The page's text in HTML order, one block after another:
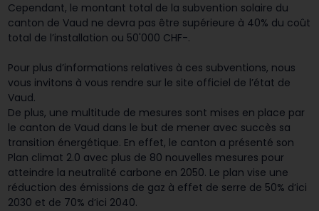
Cependant, le montant total de la subvention solaire du
canton de Vaud ne devra pas être supérieure à 40% du coût
total de l’installation ou 50'000 CHF-.
Pour plus d’informations relatives à ces subventions, nous
vous invitons à vous rendre sur le site officiel de l’état de
Vaud.
De plus, une multitude de mesures sont mises en place par
le canton de Vaud dans le but de mener avec succès sa
transition énergétique. En effet, le canton a présenté son
Plan climat 2.0 avec plus de 80 nouvelles mesures pour
atteindre la neutralité carbone en 2050. Le plan vise une
réduction des émissions de gaz à effet de serre de 50% d’ici
2030 et de 70% d’ici 2040.